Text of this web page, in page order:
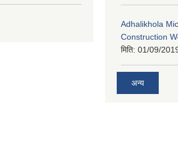
Adhalikhola
Construction
मिति: 01/09/
अन्य